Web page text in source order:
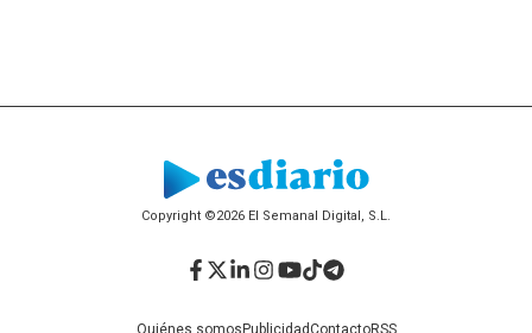
Copyright ©2026 El Semanal Digital, S.L.
Quiénes somos PublicidadContactoRSS
Facebook
Twitter
LinkedIn
Instagram
YouTube
TikTok
Telegram